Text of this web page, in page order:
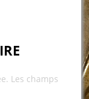
Les champs